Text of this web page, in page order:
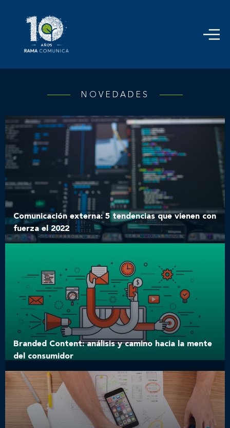
NOVEDADES
Comunicación externa: 5 tendencias que vienen con
fuerza el 2022
Branded Content: análisis y camino hacia la mente
del consumidor